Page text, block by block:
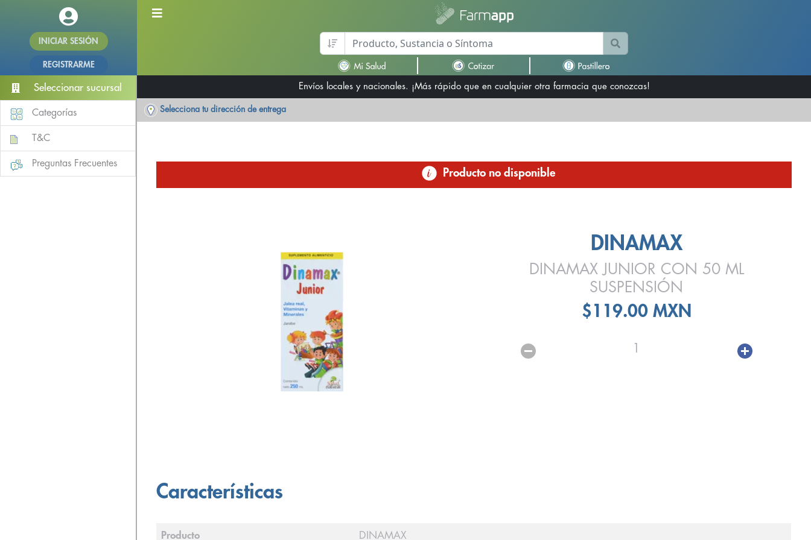
INICIAR SESIÓN
REGISTRARME
Seleccionar sucursal
Categorías
T&C
Preguntas Frecuentes
Envíos locales y nacionales. ¡Más rápido que en cualquier otra farmacia que conozcas!
Selecciona tu dirección de entrega
Producto no disponible
DINAMAX
DINAMAX JUNIOR CON 50 ML
SUSPENSIÓN
$119.00 MXN
1
Características
Producto DINAMAX